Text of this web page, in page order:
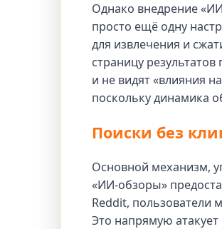
Однако внедрение
просто ещё одну
для извлечения и
страницу
и не видят «влияния
поскольку динамика
Поиски без
Основной механизм,
«ИИ-обзоры»
Reddit, пользователи
Это напрямую